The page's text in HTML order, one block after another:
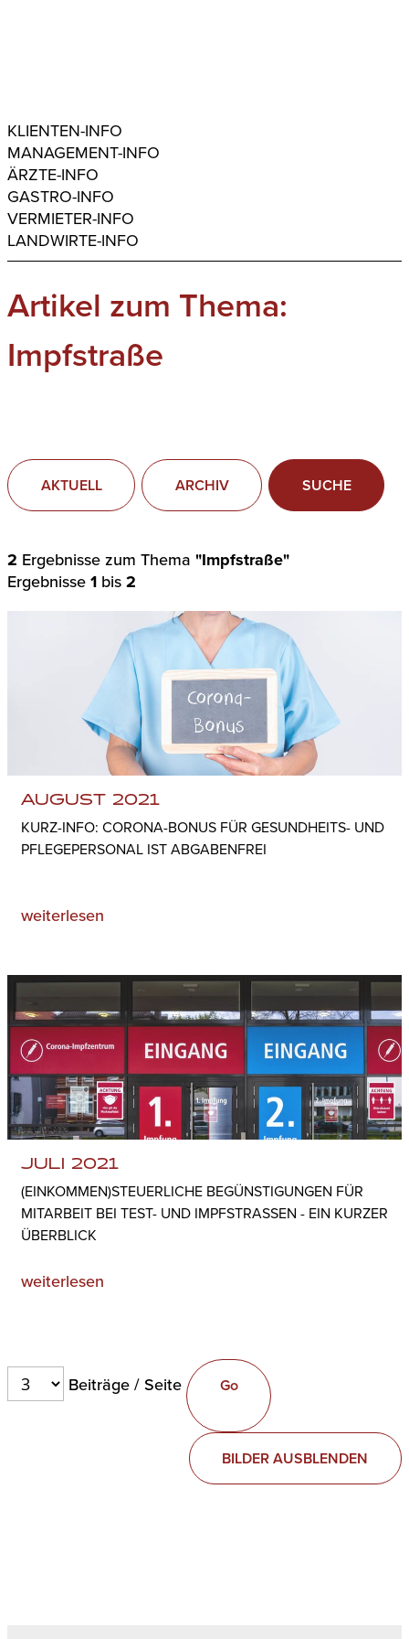
KLIENTEN-INFO
MANAGEMENT-INFO
ÄRZTE-INFO
GASTRO-INFO
VERMIETER-INFO
LANDWIRTE-INFO
Artikel zum Thema:
Impfstraße
AKTUELL ARCHIV SUCHE
2 Ergebnisse zum Thema "Impfstraße"
Ergebnisse 1 bis 2
AUGUST 2021
KURZ-INFO: CORONA-BONUS FÜR GESUNDHEITS- UND
PFLEGEPERSONAL IST ABGABENFREI
weiterlesen
JULI 2021
(EINKOMMEN)STEUERLICHE BEGÜNSTIGUNGEN FÜR
MITARBEIT BEI TEST- UND IMPFSTRASSEN - EIN KURZER Ü
BERBLICK
weiterlesen
Beiträge / Seite
BILDER AUSBLENDEN